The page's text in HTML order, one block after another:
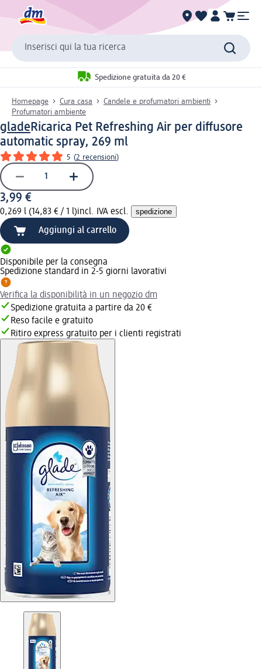
Inserisci qui la tua ricerca
Spedizione gratuita da 20 €
Homepage Cura casa
Candele e profumatori ambienti
Profumatori ambiente
gladeRicarica Pet Refreshing Air per diffusore
automatic spray, 269 ml
5 (2 recensioni)
3,99 €
0,269 l (14,83 € / 1 l)incl. IVA escl. spedizione
Aggiungi al carrello
Disponibile per la consegna
Spedizione standard in 2-5 giorni lavorativi
Verifica la disponibilità in un negozio dm
Spedizione gratuita a partire da 20 €
Reso facile e gratuito
Ritiro express gratuito per i clienti registrati